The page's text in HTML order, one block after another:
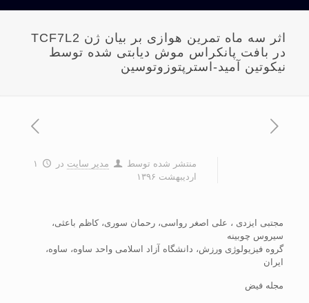
اثر سه ماه تمرین هوازی بر بیان ژن TCF7L2
در بافت پانکراس موش دیابتی شده توسط
نیکوتین آمید-استرپتوزوتوسین
منتشر شده توسط مدیر سایت در
۱
اردیبهشت ۱۳۹۶
مجتبی ایزدی ، علی اصغر رواسی، رحمان سوری، کاظم باعثی،
سیروس چوبینه
گروه فیزیولوژی ورزش، دانشگاه آزاد اسلامی واحد ساوه، ساوه،
ایران
مجله فیض